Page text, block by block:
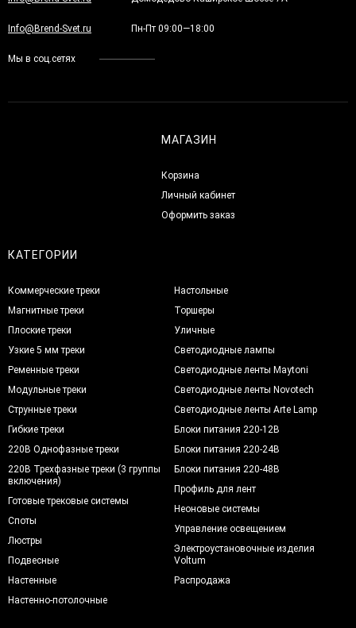
Info@Brend-Svet.ru Пн-Пт 09:00—18:00
Мы в соц.сетях
МАГАЗИН
Корзина
Личный кабинет
Оформить заказ
КАТЕГОРИИ
Коммерческие треки
Магнитные треки
Плоские треки
Узкие 5 мм треки
Ременные треки
Модульные треки
Струнные треки
Гибкие треки
220В Однофазные треки
220В Трехфазные треки (3 группы
включения)
Готовые трековые системы
Споты
Люстры
Подвесные
Настенные
Настенно-потолочные
Настольные
Торшеры
Уличные
Светодиодные лампы
Светодиодные ленты Maytoni
Светодиодные ленты Novotech
Светодиодные ленты Arte Lamp
Блоки питания 220-12В
Блоки питания 220-24В
Блоки питания 220-48В
Профиль для лент
Неоновые системы
Управление освещением
Электроустановочные изделия
Voltum
Распродажа